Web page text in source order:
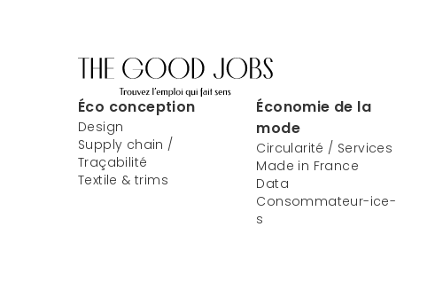
Éco conception
Design
Supply chain /
Traçabilité
Textile & trims
Économie de la
mode
Circularité / Services
Made in France
Data
Consommateur-ice-
s